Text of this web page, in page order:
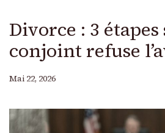
Divorce : 3
conjoint refuse
Mai 22, 2026